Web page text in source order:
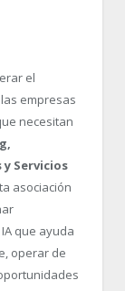
el
empresas
necesitan
Servicios
asociación
que ayuda
operar de